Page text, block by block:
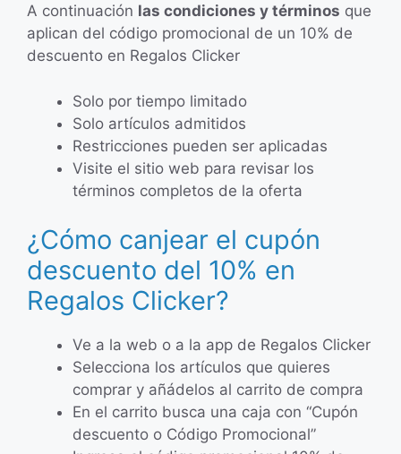
A continuación las condiciones y términos que
aplican del código promocional de un 10% de
descuento en Regalos Clicker
Solo por tiempo limitado
Solo artículos admitidos
Restricciones pueden ser aplicadas
Visite el sitio web para revisar los
términos completos de la oferta
¿Cómo canjear el cupón
descuento del 10% en
Regalos Clicker?
Ve a la web o a la app de Regalos Clicker
Selecciona los artículos que quieres
comprar y añádelos al carrito de compra
En el carrito busca una caja con “Cupón
descuento o Código Promocional”